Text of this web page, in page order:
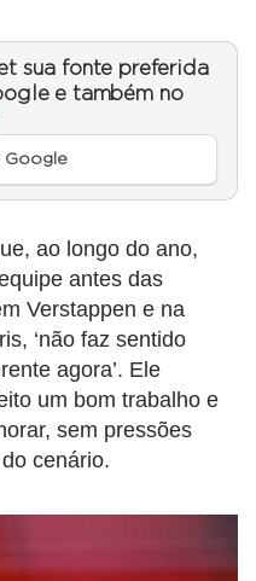
sua fonte preferida
e também no
Google
ao longo do ano,
antes das
Verstappen e na
‘não faz sentido
agora’. Ele
um bom trabalho e
sem pressões
cenário.